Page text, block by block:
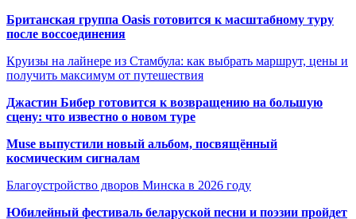
Британская группа Oasis готовится к масштабному туру
после воссоединения
Круизы на лайнере из Стамбула: как выбрать маршрут, цены и
получить максимум от путешествия
Джастин Бибер готовится к возвращению на большую
сцену: что известно о новом туре
Muse выпустили новый альбом, посвящённый
космическим сигналам
Благоустройство дворов Минска в 2026 году
Юбилейный фестиваль беларуской песни и поэзии пройдет